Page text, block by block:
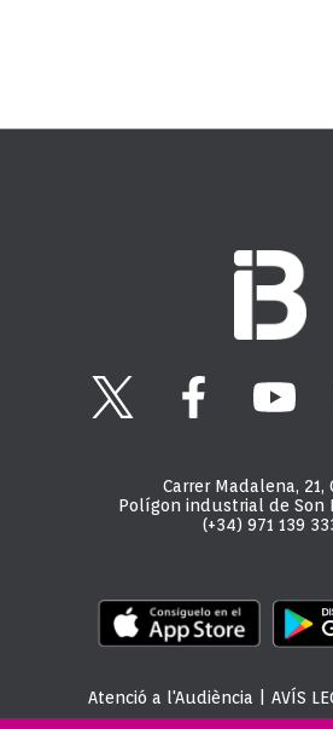
Carrer Madalena, 21,
Polígon industrial de Son
(+34) 971 139
Atenció a l'Audiència AVÍS